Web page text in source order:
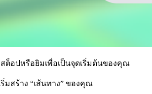
สต็อปหรือยิมเพื่อเป็นจุดเริ่มต้นของคุณ
มสร้าง “เส้นทาง” ของคุณ